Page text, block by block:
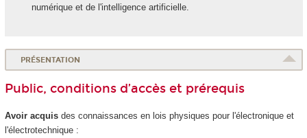
numérique et de l'intelligence artificielle.
PRÉSENTATION
Public, conditions d’accès et prérequis
Avoir acquis des connaissances en lois physiques pour l'électronique et
l'électrotechnique :